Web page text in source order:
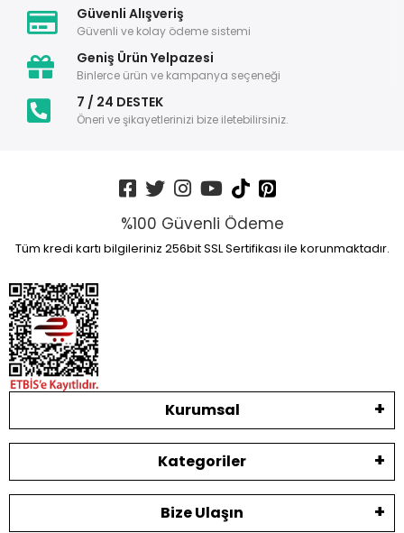
Güvenli Alışveriş
Güvenli ve kolay ödeme sistemi
Geniş Ürün Yelpazesi
Binlerce ürün ve kampanya seçeneği
7 / 24 DESTEK
Öneri ve şikayetlerinizi bize iletebilirsiniz.
%100 Güvenli Ödeme
Tüm kredi kartı bilgileriniz 256bit SSL Sertifikası ile korunmaktadır.
Kurumsal
Kategoriler
Bize Ulaşın